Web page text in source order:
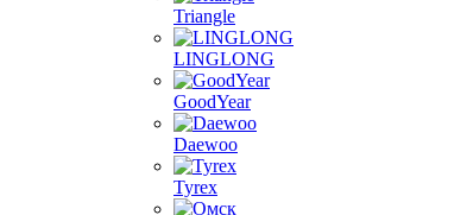
Triangle
LINGLONG
GoodYear
Daewoo
Tyrex